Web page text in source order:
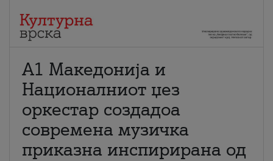
А1 Македонија и
Националниот џез
оркестар создадоа
современа музичка
приказна инспирирана од